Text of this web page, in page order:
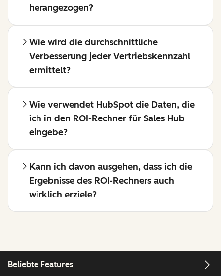
herangezogen?
Wie wird die durchschnittliche
Verbesserung jeder Vertriebskennzahl
ermittelt?
Wie verwendet HubSpot die Daten, die
ich in den ROI-Rechner für Sales Hub
eingebe?
Kann ich davon ausgehen, dass ich die
Ergebnisse des ROI-Rechners auch
wirklich erziele?
Beliebte Features